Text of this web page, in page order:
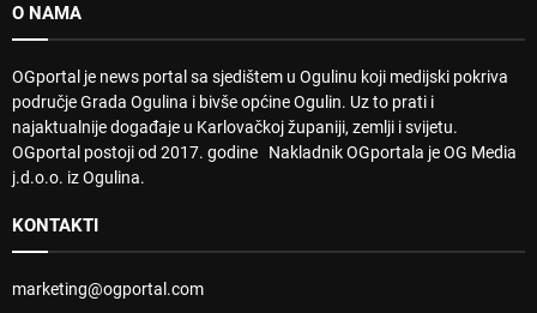
O NAMA
OGportal je news portal sa sjedištem u Ogulinu koji medijski pokriva
područje Grada Ogulina i bivše općine Ogulin. Uz to prati i
najaktualnije događaje u Karlovačkoj županiji, zemlji i svijetu.
OGportal postoji od 2017. godine Nakladnik OGportala je OG Media
j.d.o.o. iz Ogulina.
KONTAKTI
marketing@ogportal.com